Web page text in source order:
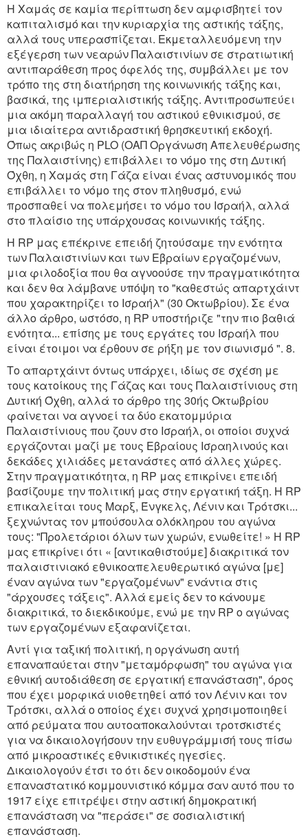
Η Χαμάς σε καμία περίπτωση δεν αμφισβητεί τον
καπιταλισμό και την κυριαρχία της αστικής τάξης,
αλλά τους υπερασπίζεται. Εκμεταλλευόμενη την
εξέγερση των νεαρών Παλαιστινίων σε στρατιωτική
αντιπαράθεση προς όφελός της, συμβάλλει με τον
τρόπο της στη διατήρηση της κοινωνικής τάξης και,
βασικά, της ιμπεριαλιστικής τάξης. Αντιπροσωπεύει
μια ακόμη παραλλαγή του αστικού εθνικισμού, σε
μια ιδιαίτερα αντιδραστική θρησκευτική εκδοχή.
Όπως ακριβώς η PLO (ΟΑΠ Οργάνωση Απελευθέρωσης
της Παλαιστίνης) επιβάλλει το νόμο της στη Δυτική
Όχθη, η Χαμάς στη Γάζα είναι ένας αστυνομικός που
επιβάλλει το νόμο της στον πληθυσμό, ενώ
προσπαθεί να πολεμήσει το νόμο του Ισραήλ, αλλά
στο πλαίσιο της υπάρχουσας κοινωνικής τάξης.
Η RP μας επέκρινε επειδή ζητούσαμε την ενότητα
των Παλαιστινίων και των Εβραίων εργαζομένων,
μια φιλοδοξία που θα αγνοούσε την πραγματικότητα
και δεν θα λάμβανε υπόψη το "καθεστώς απαρτχάιντ
που χαρακτηρίζει το Ισραήλ" (30 Οκτωβρίου). Σε ένα
άλλο άρθρο, ωστόσο, η RP υποστήριζε "την πιο βαθιά
ενότητα... επίσης με τους εργάτες του Ισραήλ που
είναι έτοιμοι να έρθουν σε ρήξη με τον σιωνισμό ". 8.
Το απαρτχάιντ όντως υπάρχει, ιδίως σε σχέση με
τους κατοίκους της Γάζας και τους Παλαιστίνιους στη
Δυτική Όχθη, αλλά το άρθρο της 30ής Οκτωβρίου
φαίνεται να αγνοεί τα δύο εκατομμύρια
Παλαιστίνιους που ζουν στο Ισραήλ, οι οποίοι συχνά
εργάζονται μαζί με τους Εβραίους Ισραηλινούς και
δεκάδες χιλιάδες μετανάστες από άλλες χώρες.
Στην πραγματικότητα, η RP μας επικρίνει επειδή
βασίζουμε την πολιτική μας στην εργατική τάξη. Η RP
επικαλείται τους Μαρξ, Ένγκελς, Λένιν και Τρότσκι...
ξεχνώντας τον μπούσουλα ολόκληρου του αγώνα
τους: "Προλετάριοι όλων των χωρών, ενωθείτε! » Η RP
μας επικρίνει ότι « [αντικαθιστούμε] διακριτικά τον
παλαιστινιακό εθνικοαπελευθερωτικό αγώνα [με]
έναν αγώνα των "εργαζομένων" ενάντια στις
"άρχουσες τάξεις". Αλλά εμείς δεν το κάνουμε
διακριτικά, το διεκδικούμε, ενώ με την RP ο αγώνας
των εργαζομένων εξαφανίζεται.
Αντί για ταξική πολιτική, η οργάνωση αυτή
επαναπαύεται στην "μεταμόρφωση" του αγώνα για
εθνική αυτοδιάθεση σε εργατική επανάσταση", όρος
που έχει μορφικά υιοθετηθεί από τον Λένιν και τον
Τρότσκι, αλλά ο οποίος έχει συχνά χρησιμοποιηθεί
από ρεύματα που αυτοαποκαλούνται τροτσκιστές
για να δικαιολογήσουν την ευθυγράμμισή τους πίσω
από μικροαστικές εθνικιστικές ηγεσίες.
Δικαιολογούν έτσι το ότι δεν οικοδομούν ένα
επαναστατικό κομμουνιστικό κόμμα σαν αυτό που το
1917 είχε επιτρέψει στην αστική δημοκρατική
επανάσταση να "περάσει" σε σοσιαλιστική
επανάσταση.